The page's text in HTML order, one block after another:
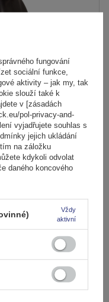
5002-S49
fungování
sociální funkce,
aktivity – jak my, tak
slouží také k
v [zásadách
pol-privacy-and-
vyjadřujete souhlas s
jejich ukládání
na záložku
kdykoli odvolat
daného koncového
Vždy
aktivní